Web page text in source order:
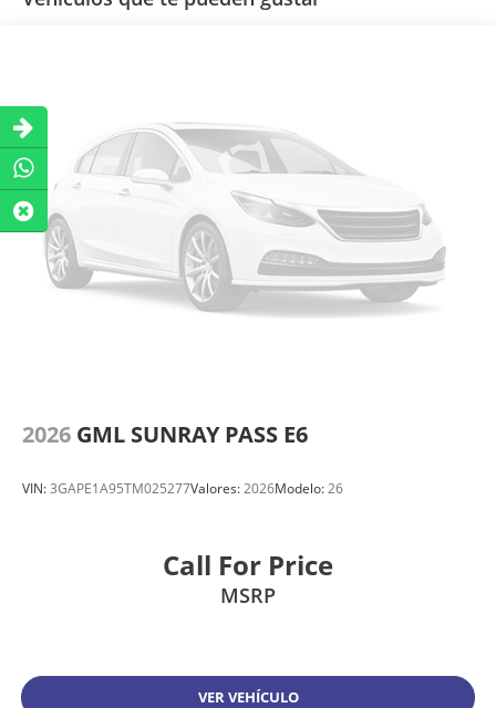
2026 GML SUNRAY PASS E6
VIN:3GAPE1A95TM025277Valores:2026Modelo:26
Call For Price
MSRP
VER VEHÍCULO